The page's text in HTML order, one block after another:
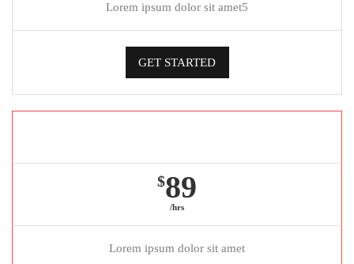
Lorem ipsum dolor sit amet5
GET STARTED
$89
/hrs
Lorem ipsum dolor sit amet